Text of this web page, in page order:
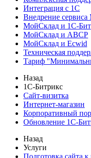
Интеграция с 1С
Внедрение
МойСклад и 1С-
МойСклад и ABCP
МойСклад и Ecwid
Техническая
Тариф
Назад
1С-Битрикс
Сайт-визитка
Интернет-магазин
Корпоративный
Обновление 1С-
Назад
Услуги
Подготовка сайта